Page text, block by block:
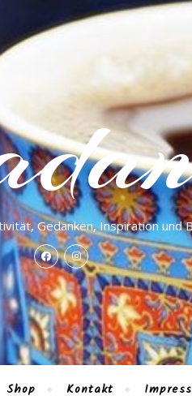
Gedanken, Inspiration und
Shop Kontakt